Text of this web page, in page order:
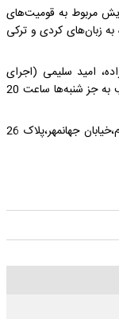
مربوط به قومیت‌های
زبان‌های کردی و ترکی
امید سلیمی (اجرای
ویژه ترکی)، سام دادخواه (اجرای ویژه کردی) هر شب به جز شنبه‌ها ساعت 20
محل اجرای نمایش:میدان فاطمی،ابتدای شهید گمنام،خیابان جهانمهر،پلاک 26